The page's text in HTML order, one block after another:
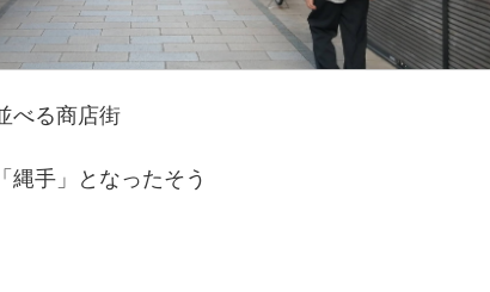
べる商店街
縄手」となったそう